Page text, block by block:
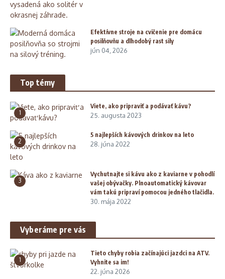
Efektívne stroje na cvičenie pre domácu
posilňovňu a dlhodobý rast sily
jún 04, 2026
Top témy
1
Viete, ako pripraviť a podávať kávu?
25. augusta 2023
2
5 najlepších kávových drinkov na leto
28. júna 2022
3
Vychutnajte si kávu ako z kaviarne v pohodlí
vašej obývačky. Plnoautomatický kávovar
vám takú pripraví pomocou jedného tlačidla.
30. mája 2022
Vyberáme pre vás
1
Tieto chyby robia začínajúci jazdci na ATV.
Vyhnite sa im!
22. júna 2026